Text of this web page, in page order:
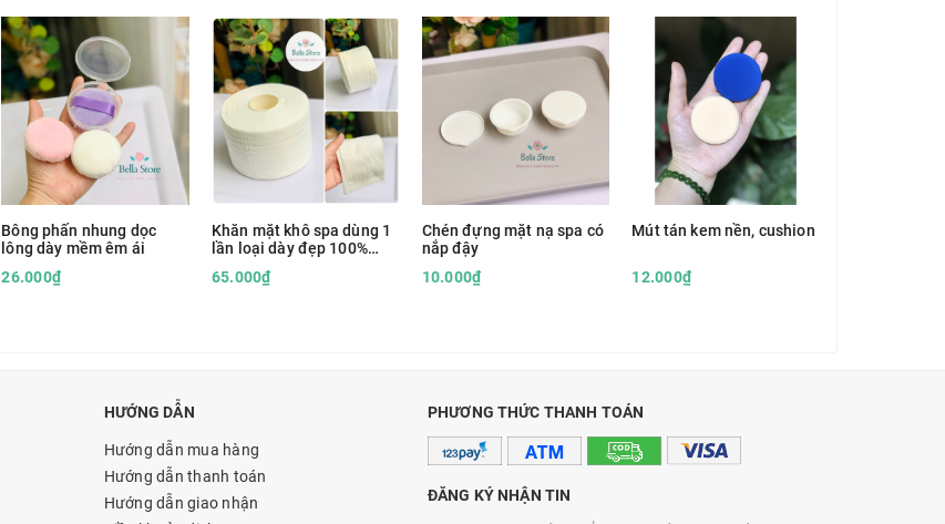
Bông phấn nhung dọc
lông dày mềm êm ái
26.000₫
Khăn mặt khô spa dùng 1
lần loại dày đẹp 100%
65.000₫
Chén đựng mặt nạ spa có
nắp đậy
10.000₫
Mút tán kem nền, cushion
12.000₫
HƯỚNG DẪN
Hướng dẫn mua hàng
Hướng dẫn thanh toán
Hướng dẫn giao nhận
PHƯƠNG THỨC THANH TOÁN
ĐĂNG KÝ NHẬN TIN